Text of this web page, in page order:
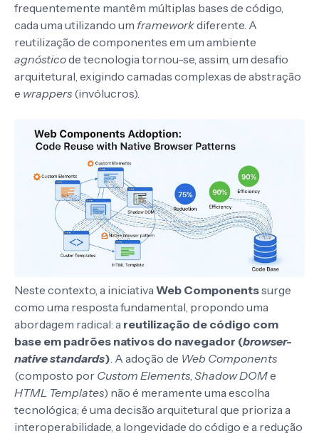
frequentemente mantêm múltiplas bases de código,
cada uma utilizando um frameworkdiferente. A
reutilização de componentes em um ambiente
agnósticode tecnologia tornou-se, assim, um desafio
arquitetural, exigindo camadas complexas de abstração
e wrappers (invólucros).
Neste contexto, a iniciativaWeb Componentssurge
como uma resposta fundamental, propondo uma
abordagem radical: a reutilização de código com
base em padrões nativos do navegador (browser-
native standards). A adoção de Web Components
(composto por Custom Elements, Shadow DOMe
HTML Templates) não é meramente uma escolha
tecnológica; é uma decisão arquitetural que prioriza a
interoperabilidade, a longevidade do código e a redução